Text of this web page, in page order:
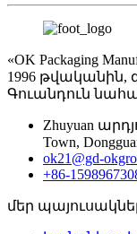
«OK Packaging
1996
Գուանդուն
Zhuyuan
Town,
ok21@gd-
+86-
մեր